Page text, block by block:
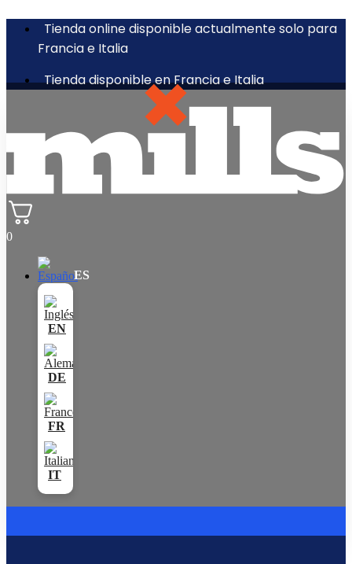
Tienda online disponible actualmente solo para
Francia e Italia
Tienda disponible en Francia e Italia
0